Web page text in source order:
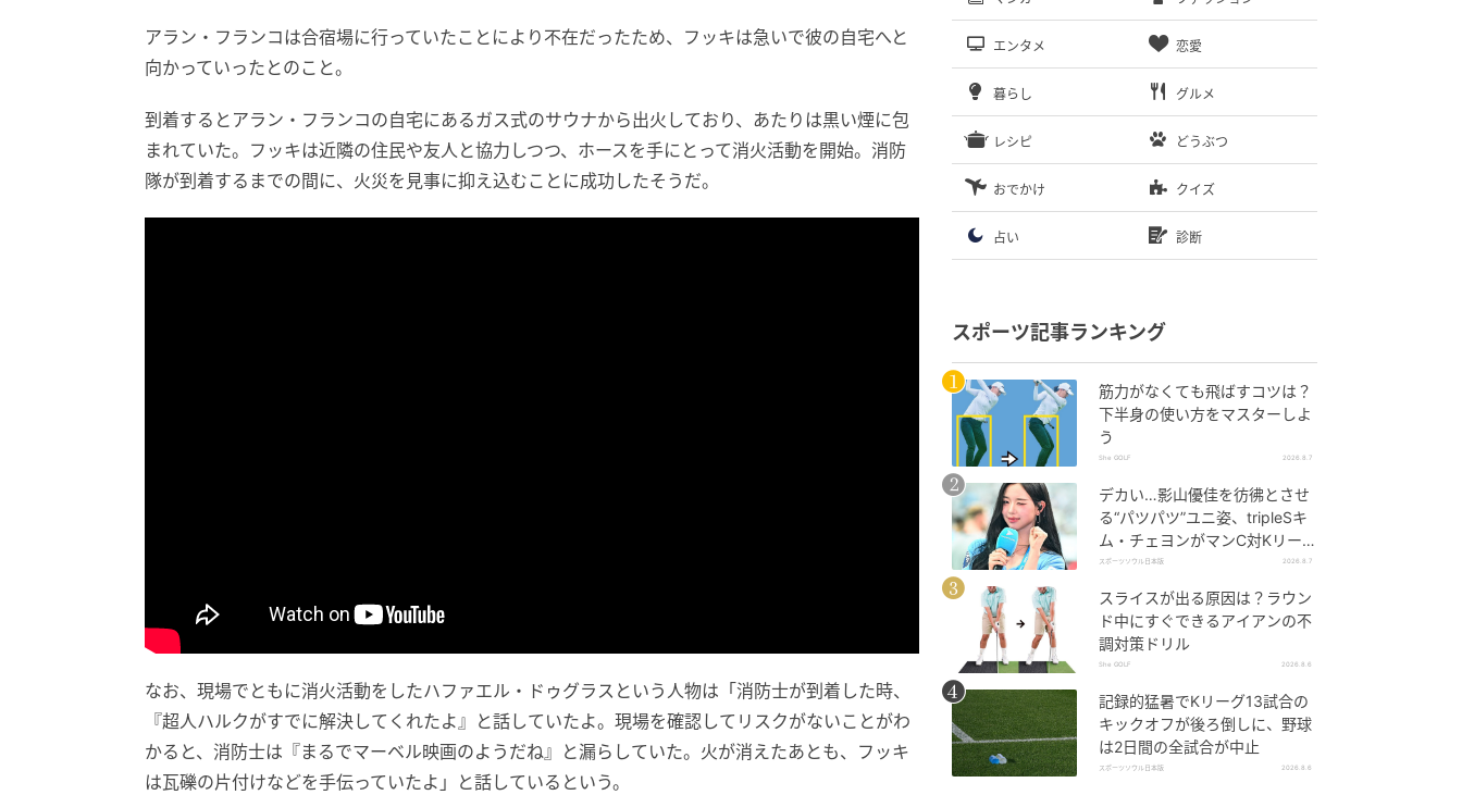
アラン・フランコは合宿場に行っていたことにより不在だったため、フッキは急いで彼の自宅へと
向かっていったとのこと。
到着するとアラン・フランコの自宅にあるガス式のサウナから出火しており、あたりは黒い煙に包
まれていた。フッキは近隣の住民や友人と協力しつつ、ホースを手にとって消火活動を開始。消防
隊が到着するまでの間に、火災を見事に抑え込むことに成功したそうだ。
なお、現場でともに消火活動をしたハファエル・ドゥグラスという人物は「消防士が到着した時、
『超人ハルクがすでに解決してくれたよ』と話していたよ。現場を確認してリスクがないことがわ
かると、消防士は『まるでマーベル映画のようだね』と漏らしていた。火が消えたあとも、フッキ
は瓦礫の片付けなどを手伝っていたよ」と話しているという。
エンタメ 恋愛
暮らし グルメ
レシピ どうぶつ
おでかけ クイズ
占い 診断
スポーツ記事ランキング
筋力がなくても飛ばすコツは？
下半身の使い方をマスターしよ
う
She GOLF 2026.8.7
デカい…影山優佳を彷彿とさせ
る“パツパツ”ユニ姿、tripleSキ
ム・チェヨンがマンC対Kリーグ
選抜に登場
スポーツソウル日本版 2026.8.7
スライスが出る原因は？ラウン
ド中にすぐできるアイアンの不
調対策ドリル
She GOLF 2026.8.6
記録的猛暑でKリーグ13試合の
キックオフが後ろ倒しに、野球
は2日間の全試合が中止
スポーツソウル日本版 2026.8.6